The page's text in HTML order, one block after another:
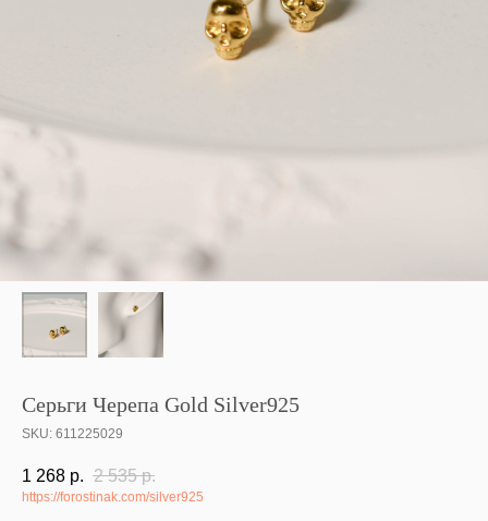
Серьги Черепа Gold Silver925
SKU: 611225029
1 268 р. 2 535 р.
https://forostinak.com/silver925